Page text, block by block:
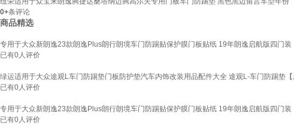
0+条评论
商品精选
专用于大众新朗逸23款朗逸Plus朗行朗境车门防踢贴保护膜门板贴纸 19年朗逸启航版四门装
已有0人评价
绿运适用于大众途观L车门防踢垫门板防护垫汽车内饰改装用品配件大全 途观L-车门防踢垫
已有0人评价
专用于大众新朗逸23款朗逸Plus朗行朗境车门防踢贴保护膜门板贴纸 19年朗逸启航版四门装
已有0人评价